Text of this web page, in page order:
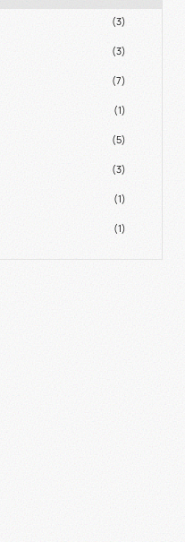
(3)
(3)
(7)
(1)
(5)
(3)
(1)
(1)